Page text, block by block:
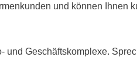
und können Ihnen
und Geschäftskomplexe.